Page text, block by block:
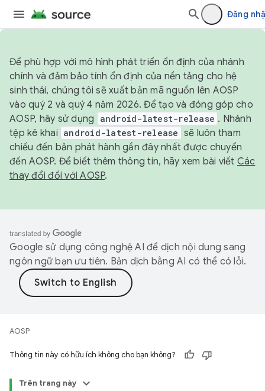
Đăng
Để phù hợp với mô hình phát triển ổn định của nhánh
chính và đảm bảo tính ổn định của nền tảng cho hệ
sinh thái, chúng tôi sẽ xuất bản mã nguồn lên AOSP
vào quý 2 và quý 4 năm 2026. Để tạo và đóng góp cho
AOSP, hãy sử dụng
android-latest-release . Nhánh
tệp kê khai android-latest-release sẽ luôn tham
chiếu đến bản phát hành gần đây nhất được chuyển
đến AOSP. Để biết thêm thông tin, hãy xem bài viết Các
thay đổi đối với AOSP.
Google sử dụng công nghệ AI để dịch nội dung sang
ngôn ngữ bạn ưu tiên. Bản dịch bằng AI có thể có lỗi.
AOSP
Thông tin này có hữu ích không cho bạn không?
Trên trang này